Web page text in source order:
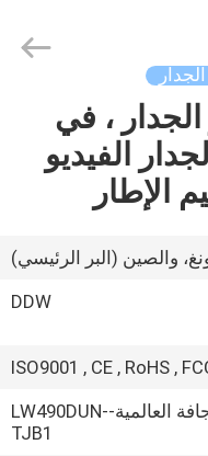
الجدار ، في
الفيديو
الإطار
والصين (البر الرئيسي)
DDW
ISO9001 , CE , RoHS ,
أحواض دبي الجافة العالمية-LW490DUN-
TJB1